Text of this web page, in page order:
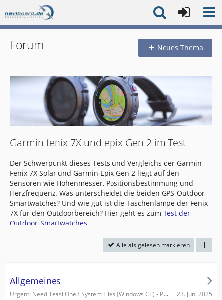
Forum Neues Thema
Garmin fenix 7X und epix Gen 2 im Test
Der Schwerpunkt dieses Tests und Vergleichs der Garmin
Fenix 7X Solar und Garmin Epix Gen 2 liegt auf den
Sensoren wie Höhenmesser, Positionsbestimmung und
Herzfrequenz. Was unterscheidet die beiden GPS-Outdoor-
Smartwatches? Und wie gut ist die Taschenlampe der Fenix
7X für den Outdoorbereich? Hier geht es zum Test der
Outdoor-Smartwatches ...
Alle als gelesen markieren
Allgemeines
Urgent: Need Teasi One3 System Files (Windows CE) - PC recognizes it as Mass Storage! 23. Juni 2025